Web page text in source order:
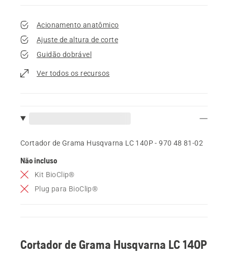
Acionamento anatômico
Ajuste de altura de corte
Guidão dobrável
Ver todos os recursos
Cortador de Grama Husqvarna LC 140P - 970 48 81‑02
Não incluso
Kit BioClip®
Plug para BioClip®
Cortador de Grama Husqvarna LC 140P